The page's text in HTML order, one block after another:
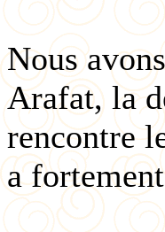
Nous
Arafat, la
rencontre
a